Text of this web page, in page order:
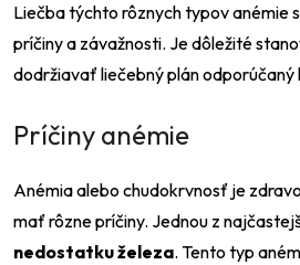
Liečba týchto rôznych typov anémie
príčiny a závažnosti. Je dôležité
dodržiavať liečebný plán odporúčaný
Príčiny anémie
Anémia alebo chudokrvnosť je
mať rôzne príčiny. Jednou z
nedostatku železa. Tento typ